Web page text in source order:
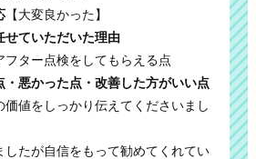
【大変良かった】
ていただいた理由
フター点検をしてもらえる点
悪かった点・改善した方がいい点
値をしっかり伝えてくださいまし
したが自信をもって勧めてくれてい